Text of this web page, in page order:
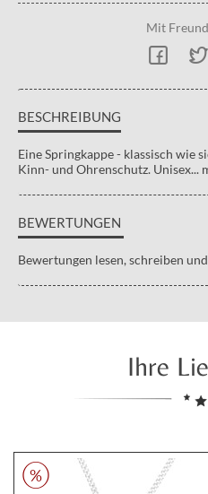
Mit
BESCHREIBUNG
Eine Springkappe - klassisch wie
Kinn- und Ohrenschutz. Unisex...
BEWERTUNGEN
Bewertungen lesen, schreiben
Ihre